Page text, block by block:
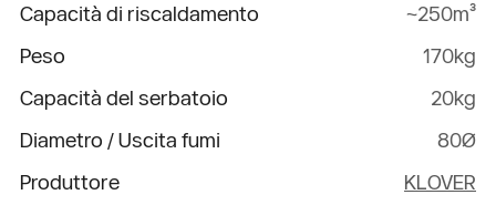
Capacità di riscaldamento
~250m³
Peso
170kg
Capacità del serbatoio
20kg
Diametro / Uscita fumi
80Ø
Produttore
KLOVER